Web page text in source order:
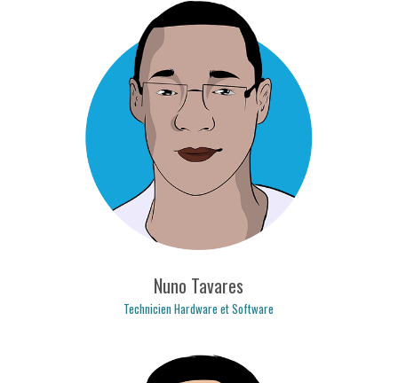
daniel.lindote@logicpulse.com
Nuno Tavares
Technicien Hardware et Software